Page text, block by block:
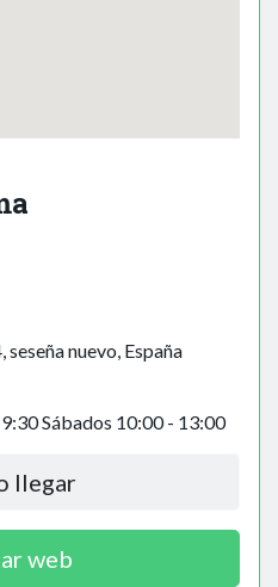
nuevo, España
Sábados 10:00 - 13:00
llegar
web